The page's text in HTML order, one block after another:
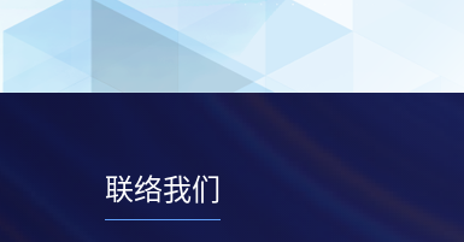
联络我们